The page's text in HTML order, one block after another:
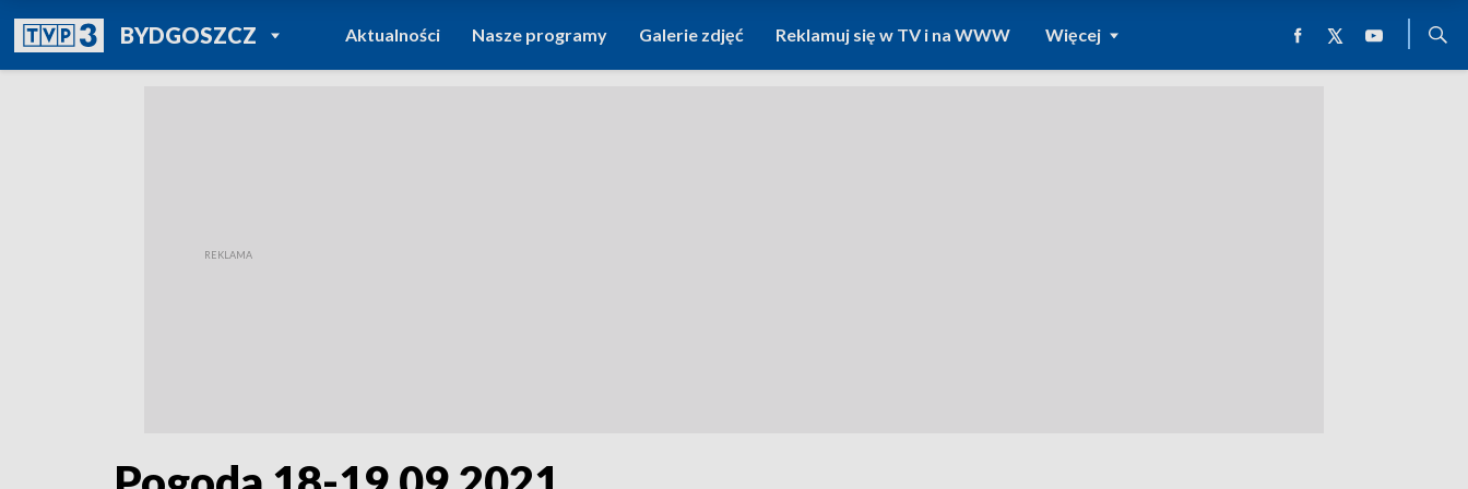
BYDGOSZCZPOWRÓT DO
TVP REGIONY
Aktualności Nasze programy Galerie zdjęć Reklamuj się w TV i na WWW Więcej